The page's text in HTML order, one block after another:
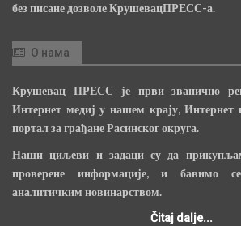
без писане дозволе КрушевацПРЕСС-а.
О нама
Крушевац ПРЕСС је први званично
Интернет медиј у нашем крају, Интернет
портал за грађане Расинског округа.
Наши циљеви и задаци су да
проверене информације, и бавимо
аналитичким новинарством.
Čitaj dalje...